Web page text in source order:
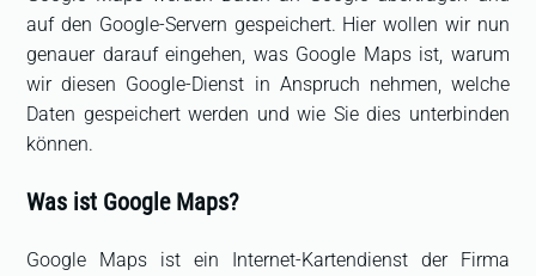
auf den Google-Servern gespeichert. Hier wollen wir nun
genauer darauf eingehen, was Google Maps ist, warum
wir diesen Google-Dienst in Anspruch nehmen, welche
Daten gespeichert werden und wie Sie dies unterbinden
können.
Was ist Google Maps?
Google Maps ist ein Internet-Kartendienst der Firma